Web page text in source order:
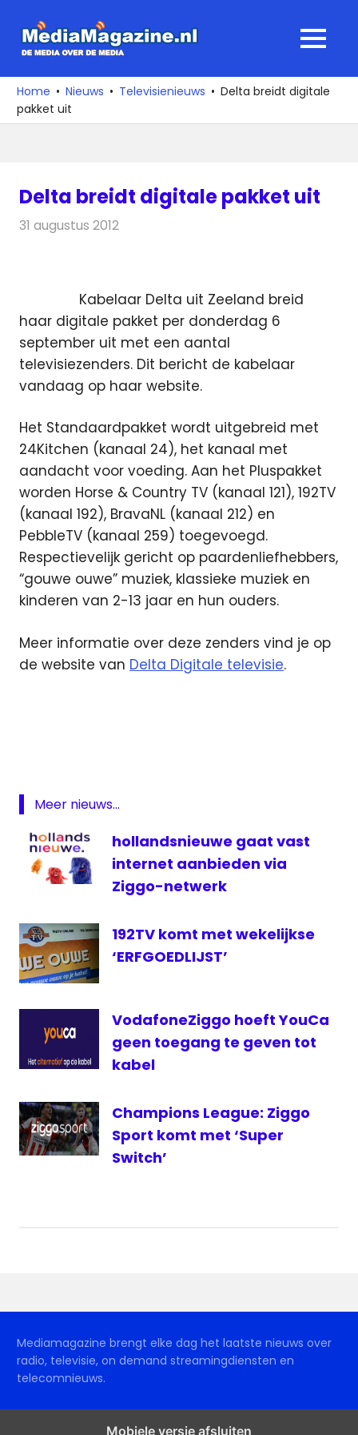
naar
media
over
de
MENU
Home Nieuws Televisienieuws
Delta breidt digitale
pakket uit
Delta breidt digitale pakket uit
31 augustus 2012
Kabelaar Delta uit Zeeland breid
haar digitale pakket per donderdag 6
september uit met een aantal
televisiezenders. Dit bericht de kabelaar
vandaag op haar website.
Het Standaardpakket wordt uitgebreid met
24Kitchen (kanaal 24), het kanaal met
aandacht voor voeding. Aan het Pluspakket
worden Horse & Country TV (kanaal 121), 192TV
(kanaal 192), BravaNL (kanaal 212) en
PebbleTV (kanaal 259) toegevoegd.
Respectievelijk gericht op paardenliefhebbers,
“gouwe ouwe” muziek, klassieke muziek en
kinderen van 2-13 jaar en hun ouders.
Meer informatie over deze zenders vind je op
de website van Delta Digitale televisie.
kabel
PebbleTV
televisie
Meer nieuws...
hollandsnieuwe gaat vast
internet aanbieden via
Ziggo-netwerk
192TV komt met wekelijkse
‘ERFGOEDLIJST’
VodafoneZiggo hoeft YouCa
geen toegang te geven tot
kabel
Champions League: Ziggo
Sport komt met ‘Super
Switch’
Mediamagazine brengt elke dag het laatste nieuws over
radio, televisie, on demand streamingdiensten en
telecomnieuws.
Mobiele versie afsluiten